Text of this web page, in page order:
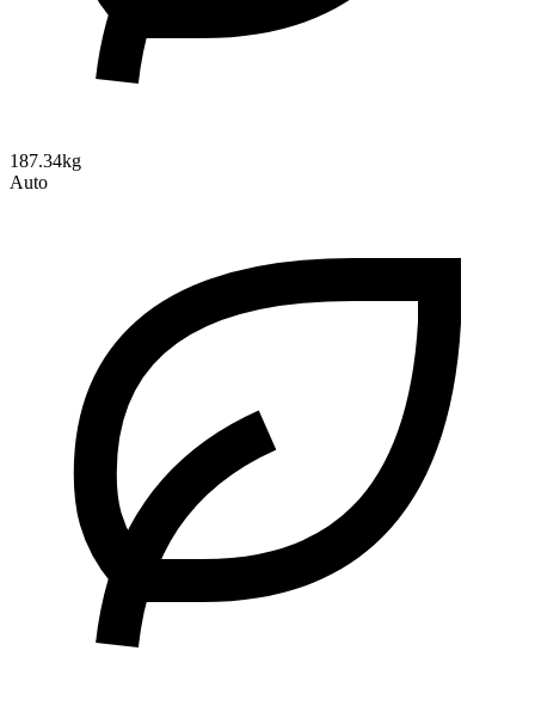
187.34kg
Auto